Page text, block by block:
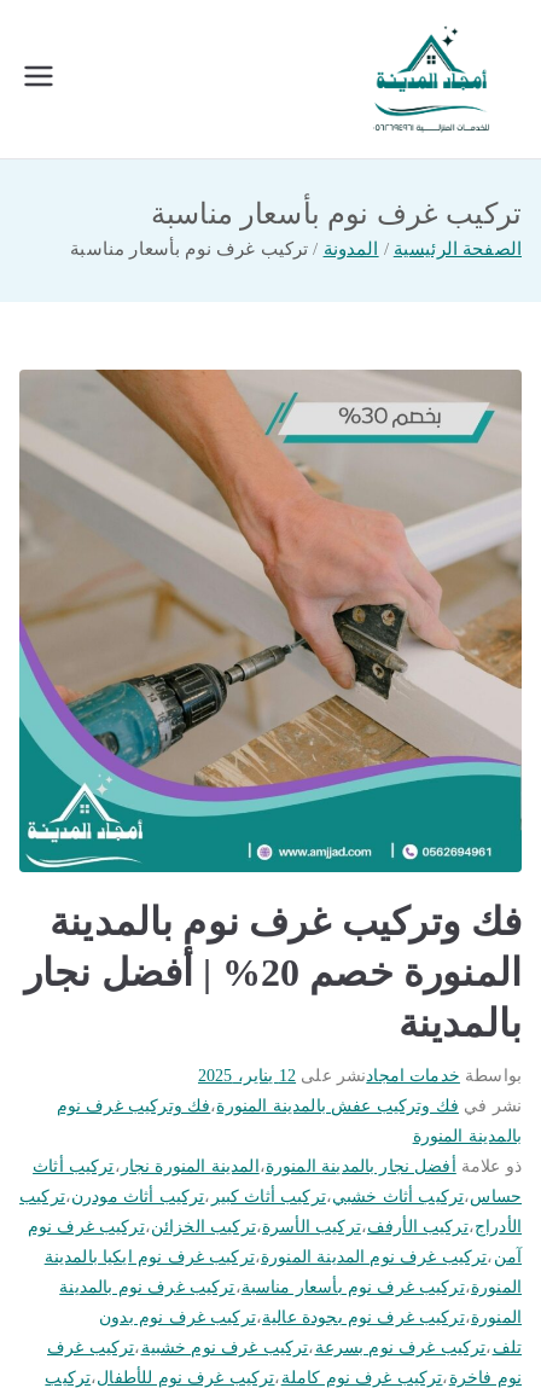
المحتوى
امجاد المدينة للخدمات المنزلية
تركيب غرف نوم بأسعار مناسبة
الصفحة الرئيسية المدونة تركيب غرف نوم بأسعار مناسبة
فك وتركيب غرف نوم بالمدينة
المنورة خصم 20% | أفضل نجار
بالمدينة
بواسطة خدمات امجادنشر على 12 يناير، 2025
نشر في فك وتركيب عفش بالمدينة المنورة،فك وتركيب غرف نوم
بالمدينة المنورة
ذو علامة
أفضل نجار بالمدينة المنورة، المدينة المنورة نجار ،تركيب أثاث
حساس،تركيب أثاث خشبي،تركيب أثاث كبير ،تركيب أثاث مودرن،تركيب
الأدراج،تركيب الأرفف،تركيب الأسرة،تركيب الخزائن،تركيب غرف نوم
آمن ،تركيب غرف نوم المدينة المنورة،تركيب غرف نوم ايكيا بالمدينة
المنورة،تركيب غرف نوم بأسعار مناسبة،تركيب غرف نوم بالمدينة
المنورة،تركيب غرف نوم بجودة عالية،تركيب غرف نوم بدون
تلف ،تركيب غرف نوم بسرعة ،تركيب غرف نوم خشبية ،تركيب غرف
نوم فاخرة ،تركيب غرف نوم كاملة ،تركيب غرف نوم للأطفال،تركيب